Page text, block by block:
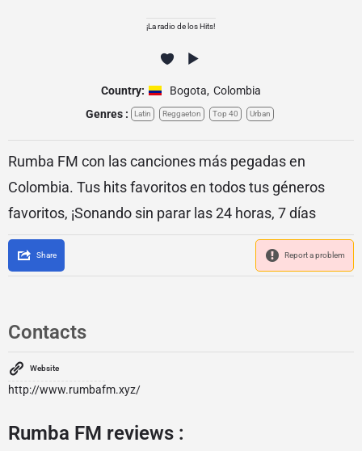
¡La radio de los Hits!
Country: Bogota, Colombia
Genres :
Latin Reggaeton Top 40 Urban
Rumba FM con las canciones más pegadas en
Colombia. Tus hits favoritos en todos tus géneros
favoritos, ¡Sonando sin parar las 24 horas, 7 días
Share Report a problem
Contacts
Website
http://www.rumbafm.xyz/
Rumba FM reviews :